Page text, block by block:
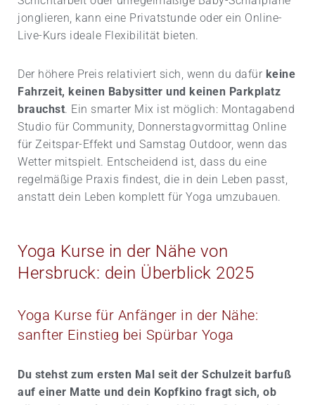
jonglieren, kann eine Privatstunde oder ein Online-
Live-Kurs ideale Flexibilität bieten.
Der höhere Preis relativiert sich, wenn du dafür keine
Fahrzeit, keinen Babysitter und keinen Parkplatz
brauchst. Ein smarter Mix ist möglich: Montagabend
Studio für Community, Donnerstagvormittag Online
für Zeitspar-Effekt und Samstag Outdoor, wenn das
Wetter mitspielt. Entscheidend ist, dass du eine
regelmäßige Praxis findest, die in dein Leben passt,
anstatt dein Leben komplett für Yoga umzubauen.
Yoga Kurse in der Nähe von
Hersbruck: dein Überblick 2025
Yoga Kurse für Anfänger in der Nähe:
sanfter Einstieg bei Spürbar Yoga
Du stehst zum ersten Mal seit der Schulzeit barfuß
auf einer Matte und dein Kopfkino fragt sich, ob